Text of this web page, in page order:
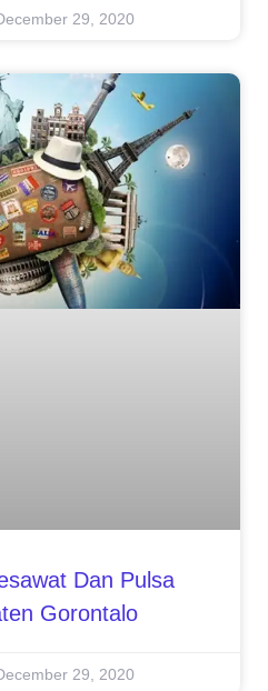
29, 2020
Dan Pulsa
Gorontalo
29, 2020